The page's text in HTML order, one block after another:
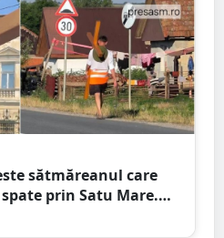
sătmăreanul care
prin Satu Mare.